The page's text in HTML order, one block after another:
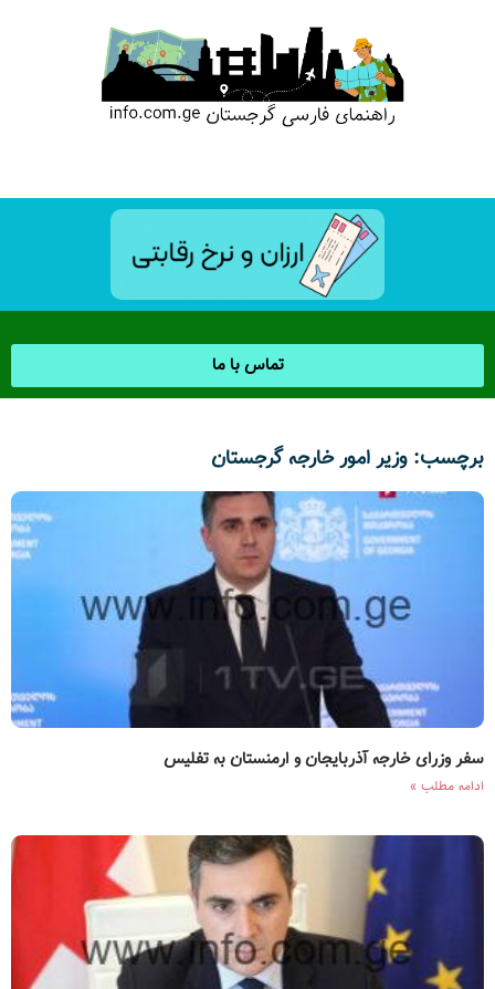
تماس با ما
برچسب: وزیر امور خارجه گرجستان
سفر وزرای خارجه آذربایجان و ارمنستان به تفلیس
ادامه مطلب »